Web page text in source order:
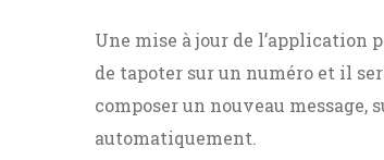
Une mise à jour de l’application
de tapoter sur un numéro et il
composer un nouveau message,
automatiquement.